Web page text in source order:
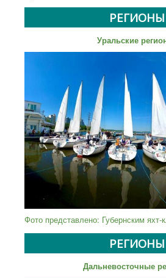
РЕГИОНЫ
Уральские
Фото представлено: Губернским яхт-
РЕГИОНЫ
Дальневосточные